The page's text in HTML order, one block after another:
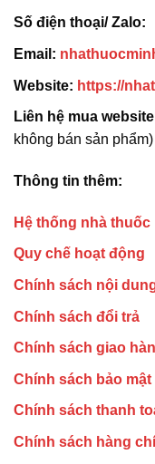
Số điện thoại/ Zalo:
Email:
Website: https://
Liên hệ mua
không bán sản phẩm)
Thông tin thêm:
Hệ thống nhà thuốc
Quy chế hoạt động
Chính sách nội
Chính sách đổi trả
Chính sách giao
Chính sách bảo mật
Chính sách thanh
Chính sách hàng